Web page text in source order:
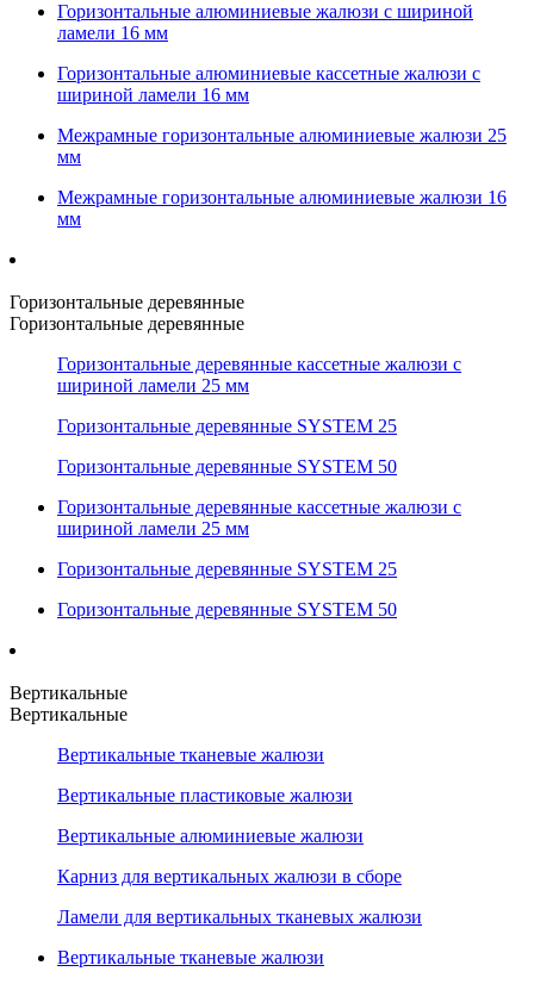
Горизонтальные алюминиевые жалюзи с шириной
ламели 16 мм
Горизонтальные алюминиевые кассетные жалюзи с
шириной ламели 16 мм
Межрамные горизонтальные алюминиевые жалюзи 25
мм
Межрамные горизонтальные алюминиевые жалюзи 16
мм
Горизонтальные деревянные
Горизонтальные деревянные
Горизонтальные деревянные кассетные жалюзи с
шириной ламели 25 мм
Горизонтальные деревянные SYSTEM 25
Горизонтальные деревянные SYSTEM 50
Горизонтальные деревянные кассетные жалюзи с
шириной ламели 25 мм
Горизонтальные деревянные SYSTEM 25
Горизонтальные деревянные SYSTEM 50
Вертикальные
Вертикальные
Вертикальные тканевые жалюзи
Вертикальные пластиковые жалюзи
Вертикальные алюминиевые жалюзи
Карниз для вертикальных жалюзи в сборе
Ламели для вертикальных тканевых жалюзи
Вертикальные тканевые жалюзи